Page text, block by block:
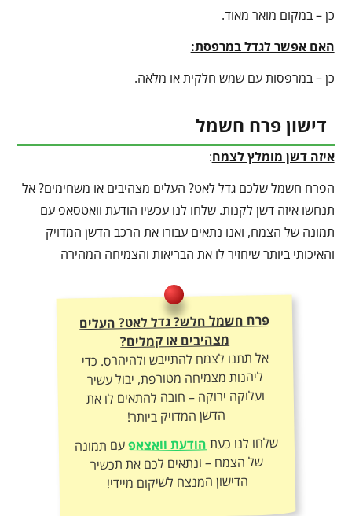
כן – במקום מואר מאוד.
האם אפשר לגדל במרפסת:
כן – במרפסות עם שמש חלקית או מלאה.
דישון פרח חשמל
איזה דשן מומלץ לצמח:
הפרח חשמל שלכם גדל לאט? העלים מצהיבים או משחימים? אל
תנחשו איזה דשן לקנות. שלחו לנו עכשיו הודעת וואטסאפ עם
תמונה של הצמח, ואנו נתאים עבורו את הרכב הדשן המדויק
והאיכותי ביותר שיחזיר לו את הבריאות והצמיחה המהירה
פרח חשמל חלש? גדל לאט? העלים
מצהיבים או קמלים?
אל תתנו לצמח להתייבש ולהיהרס. כדי
ליהנות מצמיחה מטורפת, יבול עשיר
ועלוקה ירוקה – חובה להתאים לו את
הדשן המדויק ביותר!
שלחו לנו כעתהודעת וואצאפעם תמונה
של הצמח – ונתאים לכם את תכשיר
הדישון המנצח לשיקום מיידי!